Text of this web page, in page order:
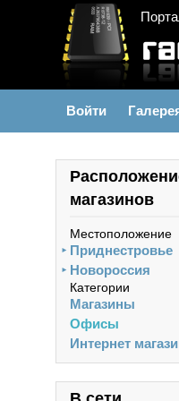
Войти
магазинов
Местоположение
Приднестровье
►
Новороссия
►
Категории
Магазины
Офисы
Интернет